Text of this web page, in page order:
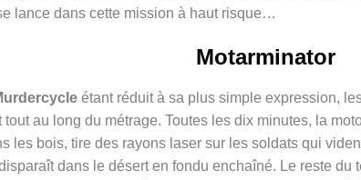
lance dans cette mission à haut risque…
Motarminator
étant réduit à sa plus simple expression,
au long du métrage. Toutes les dix minutes, la
les bois, tire des rayons laser sur les soldats qui
dans le désert en fondu enchaîné. Le reste du